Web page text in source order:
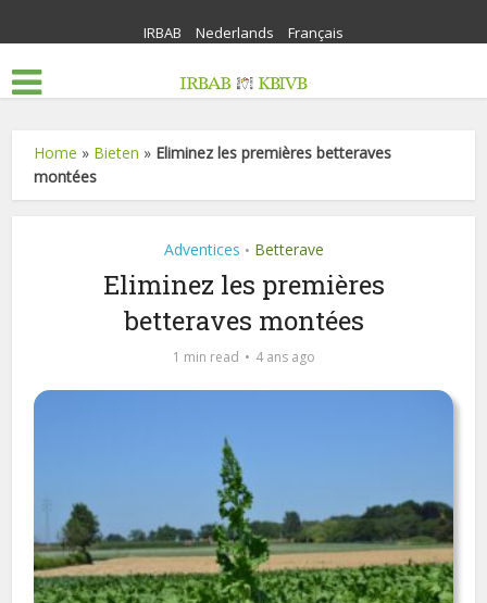
IRBAB Nederlands Français
Home » Bieten » Eliminez les premières betteraves
montées
Adventices • Betterave
Eliminez les premières
betteraves montées
1 min read 4 ans ago